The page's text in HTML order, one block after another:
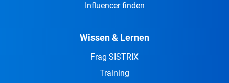
Influencer finden
Wissen & Lernen
Frag SISTRIX
Training